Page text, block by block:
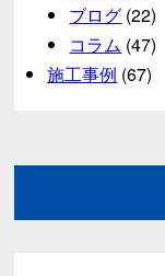
ブログ (22)
コラム (47)
施工事例 (67)